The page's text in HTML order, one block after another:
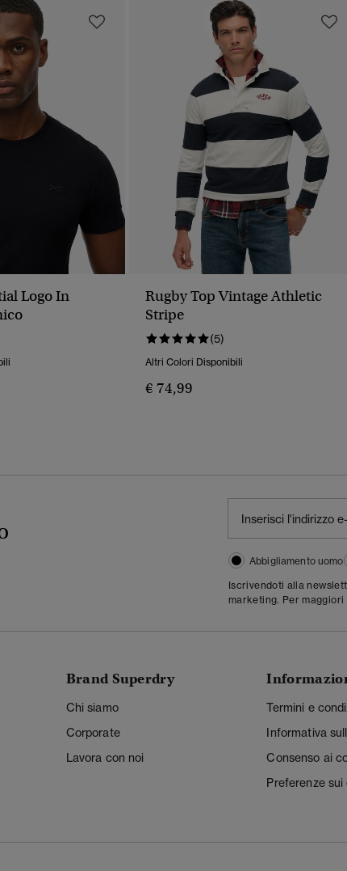
Logo In
Rugby Top Vintage Athletic
Stripe
(5)
Altri Colori Disponibili
€ 74,99
Abbigliamento uomo
Iscrivendoti alla
marketing. Per
Brand Superdry
Chi siamo
Corporate
Lavora con noi
Termini e
Informativa
Consenso ai
Preferenze